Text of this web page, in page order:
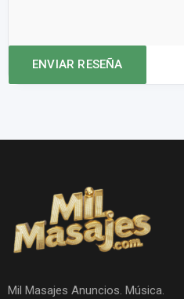
Mil Masajes Anuncios. Música.